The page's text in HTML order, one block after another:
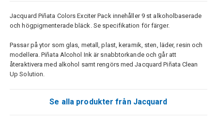
Jacquard Piñata Colors Exciter Pack innehåller 9 st alkoholbaserade
och högpigmenterade bläck. Se specifikation för färger.
Passar på ytor som glas, metall, plast, keramik, sten, läder, resin och
modellera. Piñata Alcohol Ink är snabbtorkande och går att
återaktivera med alkohol samt rengörs med Jacquard Piñata Clean
Up Solution.
Se alla produkter från Jacquard